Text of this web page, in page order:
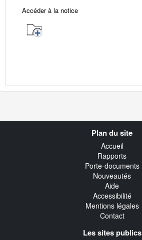
Accéder à la notice
Plan du site
Accueil
Rapports
Porte-documents
Nouveautés
Aide
Accessibilité
Mentions légales
Contact
Les sites publics